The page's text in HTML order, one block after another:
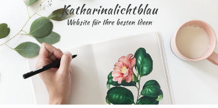
content
Katharinalichtblau
Website für Ihre besten Ideen